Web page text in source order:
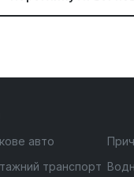
авто
транспорт